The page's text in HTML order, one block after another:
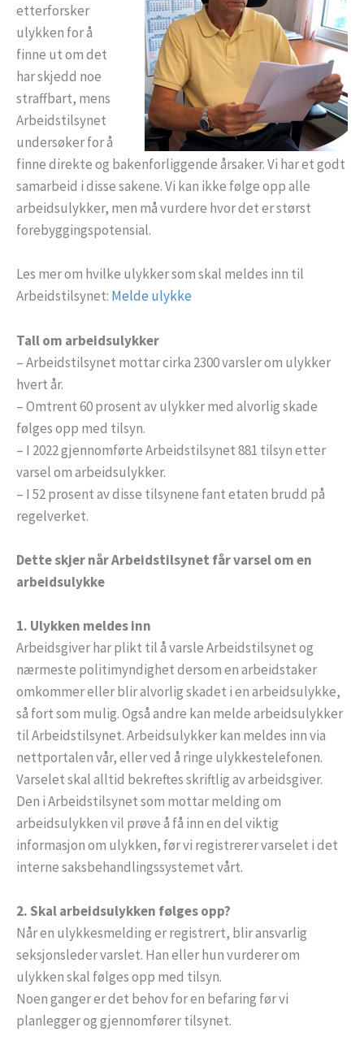
etterforsker
ulykken for å
finne ut om det
har skjedd noe
straffbart, mens
Arbeidstilsynet
undersøker for å
finne direkte og bakenforliggende årsaker. Vi har et godt
samarbeid i disse sakene. Vi kan ikke følge opp alle
arbeidsulykker, men må vurdere hvor det er størst
forebyggingspotensial.
Les mer om hvilke ulykker som skal meldes inn til
Arbeidstilsynet: Melde ulykke
Tall om arbeidsulykker
– Arbeidstilsynet mottar cirka 2300 varsler om ulykker
hvert år.
– Omtrent 60 prosent av ulykker med alvorlig skade
følges opp med tilsyn.
– I 2022 gjennomførte Arbeidstilsynet 881 tilsyn etter
varsel om arbeidsulykker.
– I 52 prosent av disse tilsynene fant etaten brudd på
regelverket.
Dette skjer når Arbeidstilsynet får varsel om en
arbeidsulykke
1. Ulykken meldes inn
Arbeidsgiver har plikt til å varsle Arbeidstilsynet og
nærmeste politimyndighet dersom en arbeidstaker
omkommer eller blir alvorlig skadet i en arbeidsulykke,
så fort som mulig. Også andre kan melde arbeidsulykker
til Arbeidstilsynet. Arbeidsulykker kan meldes inn via
nettportalen vår, eller ved å ringe ulykkestelefonen.
Varselet skal alltid bekreftes skriftlig av arbeidsgiver.
Den i Arbeidstilsynet som mottar melding om
arbeidsulykken vil prøve å få inn en del viktig
informasjon om ulykken, før vi registrerer varselet i det
interne saksbehandlingssystemet vårt.
2. Skal arbeidsulykken følges opp?
Når en ulykkesmelding er registrert, blir ansvarlig
seksjonsleder varslet. Han eller hun vurderer om
ulykken skal følges opp med tilsyn.
Noen ganger er det behov for en befaring før vi
planlegger og gjennomfører tilsynet.